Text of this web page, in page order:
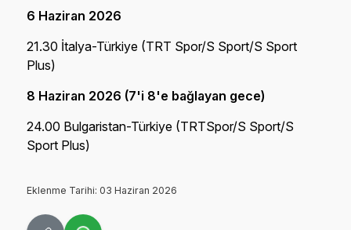
6 Haziran 2026
21.30 İtalya-Türkiye (TRT Spor/S Sport/S Sport
Plus)
8 Haziran 2026 (7'i 8'e bağlayan gece)
24.00 Bulgaristan-Türkiye (TRTSpor/S Sport/S
Sport Plus)
Eklenme Tarihi: 03 Haziran 2026